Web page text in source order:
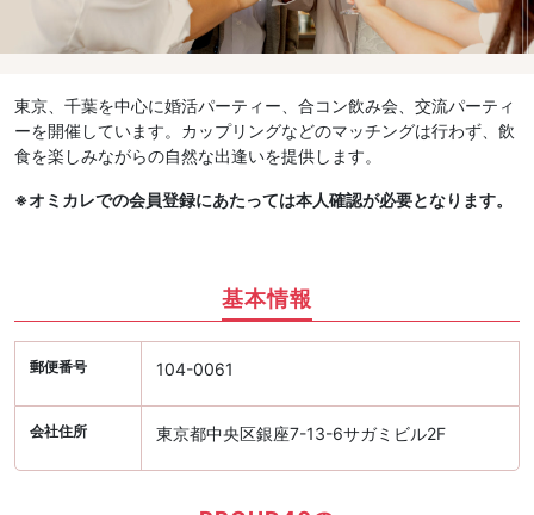
東京、千葉を中心に婚活パーティー、合コン飲み会、交流パーティ
ーを開催しています。カップリングなどのマッチングは行わず、飲
食を楽しみながらの自然な出逢いを提供します。
※オミカレでの会員登録にあたっては本人確認が必要となります。
基本情報
郵便番号 104-0061
会社住所 東京都中央区銀座7-13-6サガミビル2F